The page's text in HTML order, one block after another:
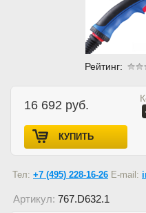
Рейтинг:
16 692 руб.
КУПИТЬ
Тел: +7 (495) 228-16-26 E-mail:
Артикул: 767.D632.1